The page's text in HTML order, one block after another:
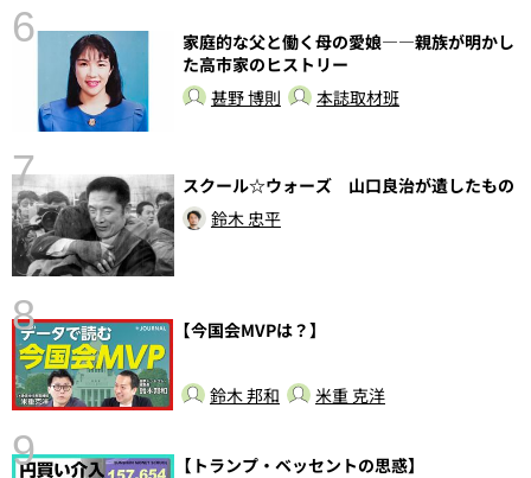
6
家庭的な父と働く母の愛娘――親族が明かし
た高市家のヒストリー
甚野 博則
本誌取材班
7
スクール☆ウォーズ 山口良治が遺したもの
鈴木 忠平
8 【今国会MVPは？】
鈴木 邦和 米重 克洋
9 【トランプ・ベッセントの思惑】